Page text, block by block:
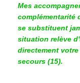
Mes
complémentarité
se substituent
situation relève
directement
secours (15).